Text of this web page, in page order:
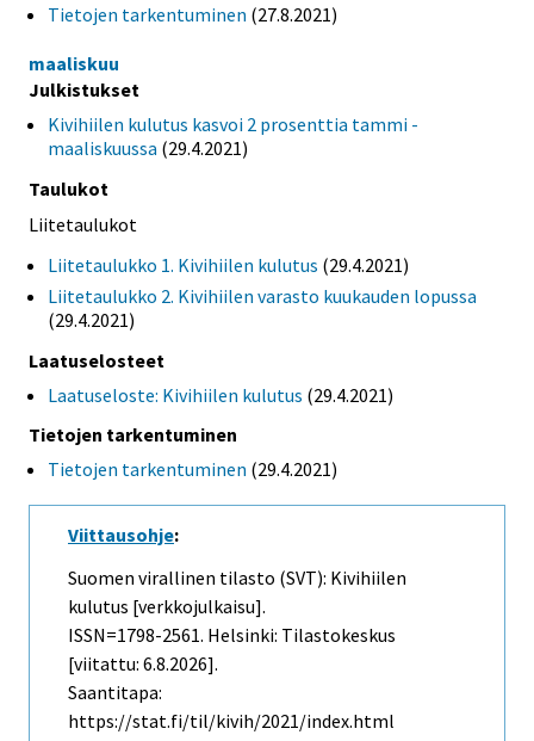
Tietojen tarkentuminen (27.8.2021)
maaliskuu
Julkistukset
Kivihiilen kulutus kasvoi 2 prosenttia tammi -
maaliskuussa (29.4.2021)
Taulukot
Liitetaulukot
Liitetaulukko 1. Kivihiilen kulutus (29.4.2021)
Liitetaulukko 2. Kivihiilen varasto kuukauden lopussa
(29.4.2021)
Laatuselosteet
Laatuseloste: Kivihiilen kulutus (29.4.2021)
Tietojen tarkentuminen
Tietojen tarkentuminen (29.4.2021)
Viittausohje:
Suomen virallinen tilasto (SVT): Kivihiilen
kulutus [verkkojulkaisu].
ISSN=1798-2561. Helsinki: Tilastokeskus
[viitattu: 6.8.2026].
Saantitapa:
https://stat.fi/til/kivih/2021/index.html